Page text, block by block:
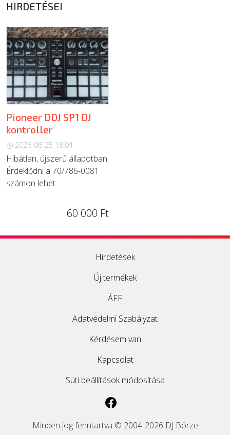
HIRDETÉSEI
Pioneer DDJ SP1 DJ
kontroller
2026-06-25 18:04
Hibátlan, újszerű állapotban
Érdeklődni a 70/786-0081
számon lehet
60 000 Ft
Hirdetések
Új termékek
ÁFF
Adatvédelmi Szabályzat
Kérdésem van
Kapcsolat
Süti beállítások módosítása
Minden jog fenntartva © 2004-2026 DJ Börze